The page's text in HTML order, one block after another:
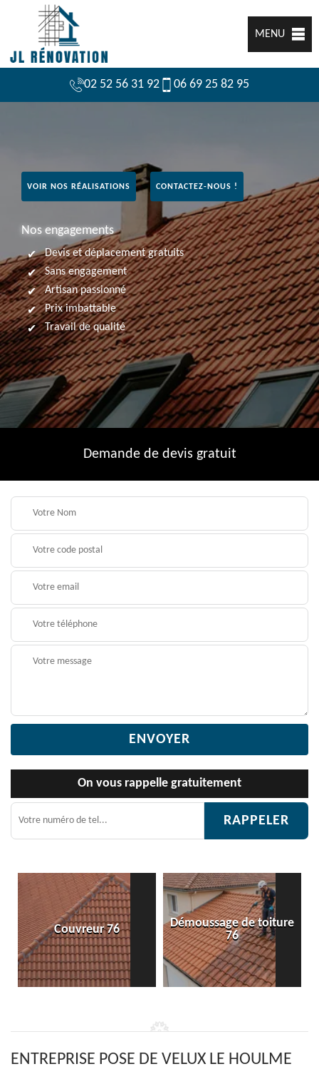
MENU
02 52 56 31 92 06 69 25 82 95
VOIR NOS RÉALISATIONS CONTACTEZ-NOUS !
Nos engagements
Devis et déplacement gratuits
Sans engagement
Artisan passionné
Prix imbattable
Travail de qualité
Demande de devis gratuit
On vous rappelle gratuitement
76
Démoussage de toiture
76
ENTREPRISE POSE DE VELUX LE HOULME